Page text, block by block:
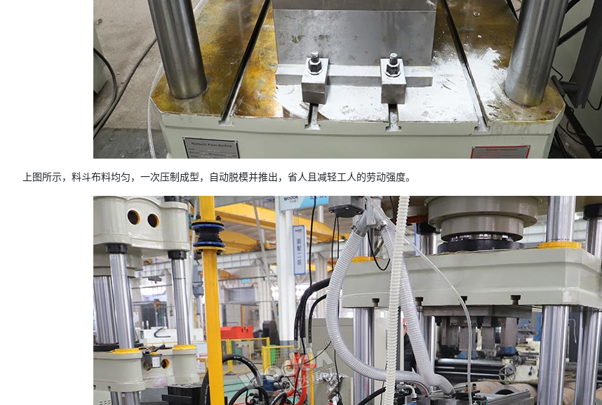
上图所示，料斗布料均匀，一次压制成型，自动脱模并推出，省人且减轻工人的劳动强度。